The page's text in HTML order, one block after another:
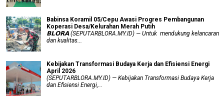
Babinsa Koramil 05/Cepu Awasi Progres Pembangunan
Koperasi Desa/Kelurahan Merah Putih
𝗕𝗟𝗢𝗥𝗔 (SEPUTARBLORA.MY.ID) — Untuk mendukung kelancaran
dan kualitas...
Kebijakan Transformasi Budaya Kerja dan Efisiensi Energi
April 2026
(SEPUTARBLORA.MY.ID) — Kebijakan Transformasi Budaya Kerja
dan Efisiensi Energi,...